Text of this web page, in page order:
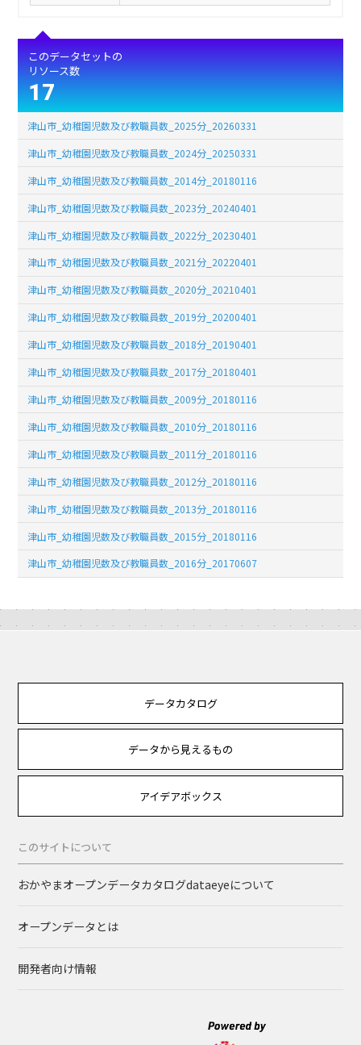
このデータセットの
リソース数
17
津山市_幼稚園児数及び教職員数_2025分_20260331
津山市_幼稚園児数及び教職員数_2024分_20250331
津山市_幼稚園児数及び教職員数_2014分_20180116
津山市_幼稚園児数及び教職員数_2023分_20240401
津山市_幼稚園児数及び教職員数_2022分_20230401
津山市_幼稚園児数及び教職員数_2021分_20220401
津山市_幼稚園児数及び教職員数_2020分_20210401
津山市_幼稚園児数及び教職員数_2019分_20200401
津山市_幼稚園児数及び教職員数_2018分_20190401
津山市_幼稚園児数及び教職員数_2017分_20180401
津山市_幼稚園児数及び教職員数_2009分_20180116
津山市_幼稚園児数及び教職員数_2010分_20180116
津山市_幼稚園児数及び教職員数_2011分_20180116
津山市_幼稚園児数及び教職員数_2012分_20180116
津山市_幼稚園児数及び教職員数_2013分_20180116
津山市_幼稚園児数及び教職員数_2015分_20180116
津山市_幼稚園児数及び教職員数_2016分_20170607
データカタログ
データから見えるもの
アイデアボックス
このサイトについて
おかやまオープンデータカタログdataeyeについて
オープンデータとは
開発者向け情報